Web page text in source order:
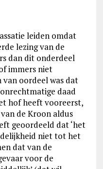
leiden omdat
lezing van de
dan dit onderdeel
immers niet
oordeel was dat
daad
hof heeft vooreerst,
de Kroon aldus
geoordeeld dat ‘het
niet tot het
dat van de
voor de